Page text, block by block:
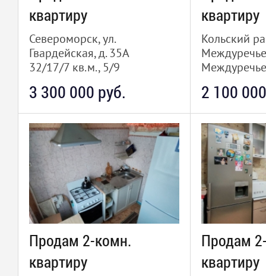
квартиру
Североморск, ул.
Гвардейская, д. 35А
32/17/7 кв.м., 5/9
3 300 000 руб.
квартиру
Кольский
2 100
Продам 2-комн.
квартиру
Продам
квартиру